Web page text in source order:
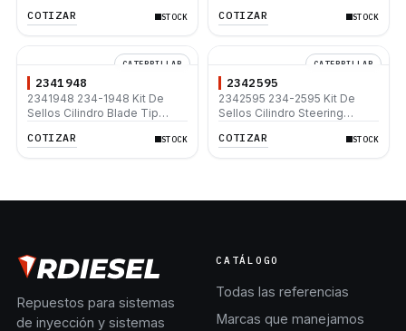
939C
COTIZAR STOCK
140K 160H 160K
COTIZAR STOCK
CATERPILLAR
2341948
2341948 234-1948 Kit De
Sellos Cilindro Blade Tip
928G 953C D5M D5N
COTIZAR STOCK
CATERPILLAR
2342595
2342595 234-2595 Kit De
Sellos Cilindro Steering
428E
COTIZAR STOCK
Repuestos para sistemas
de inyección y sistemas
CATÁLOGO
Todas las referencias
Marcas que manejamos